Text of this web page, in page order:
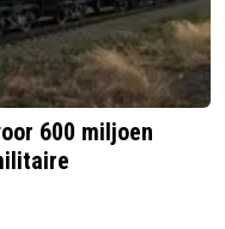
600 miljoen